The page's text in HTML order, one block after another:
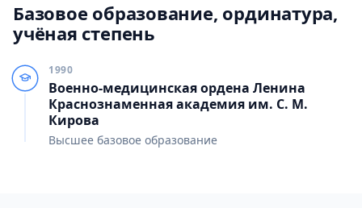
Базовое образование, ординатура,
учёная степень
1990
Военно-медицинская ордена Ленина
Краснознаменная академия им. С. М.
Кирова
Высшее базовое образование